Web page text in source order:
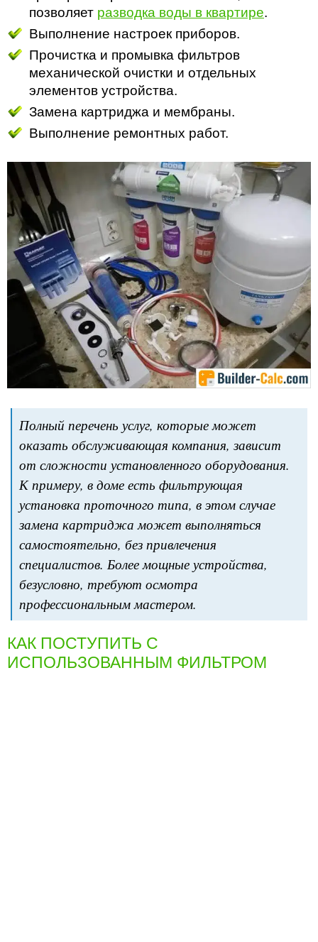
позволяет разводка воды в квартире.
Выполнение настроек приборов.
Прочистка и промывка фильтров
механической очистки и отдельных
элементов устройства.
Замена картриджа и мембраны.
Выполнение ремонтных работ.
Полный перечень услуг, которые может
оказать обслуживающая компания, зависит
от сложности установленного оборудования.
К примеру, в доме есть фильтрующая
установка проточного типа, в этом случае
замена картриджа может выполняться
самостоятельно, без привлечения
специалистов. Более мощные устройства,
безусловно, требуют осмотра
профессиональным мастером.
КАК ПОСТУПИТЬ С
ИСПОЛЬЗОВАННЫМ ФИЛЬТРОМ